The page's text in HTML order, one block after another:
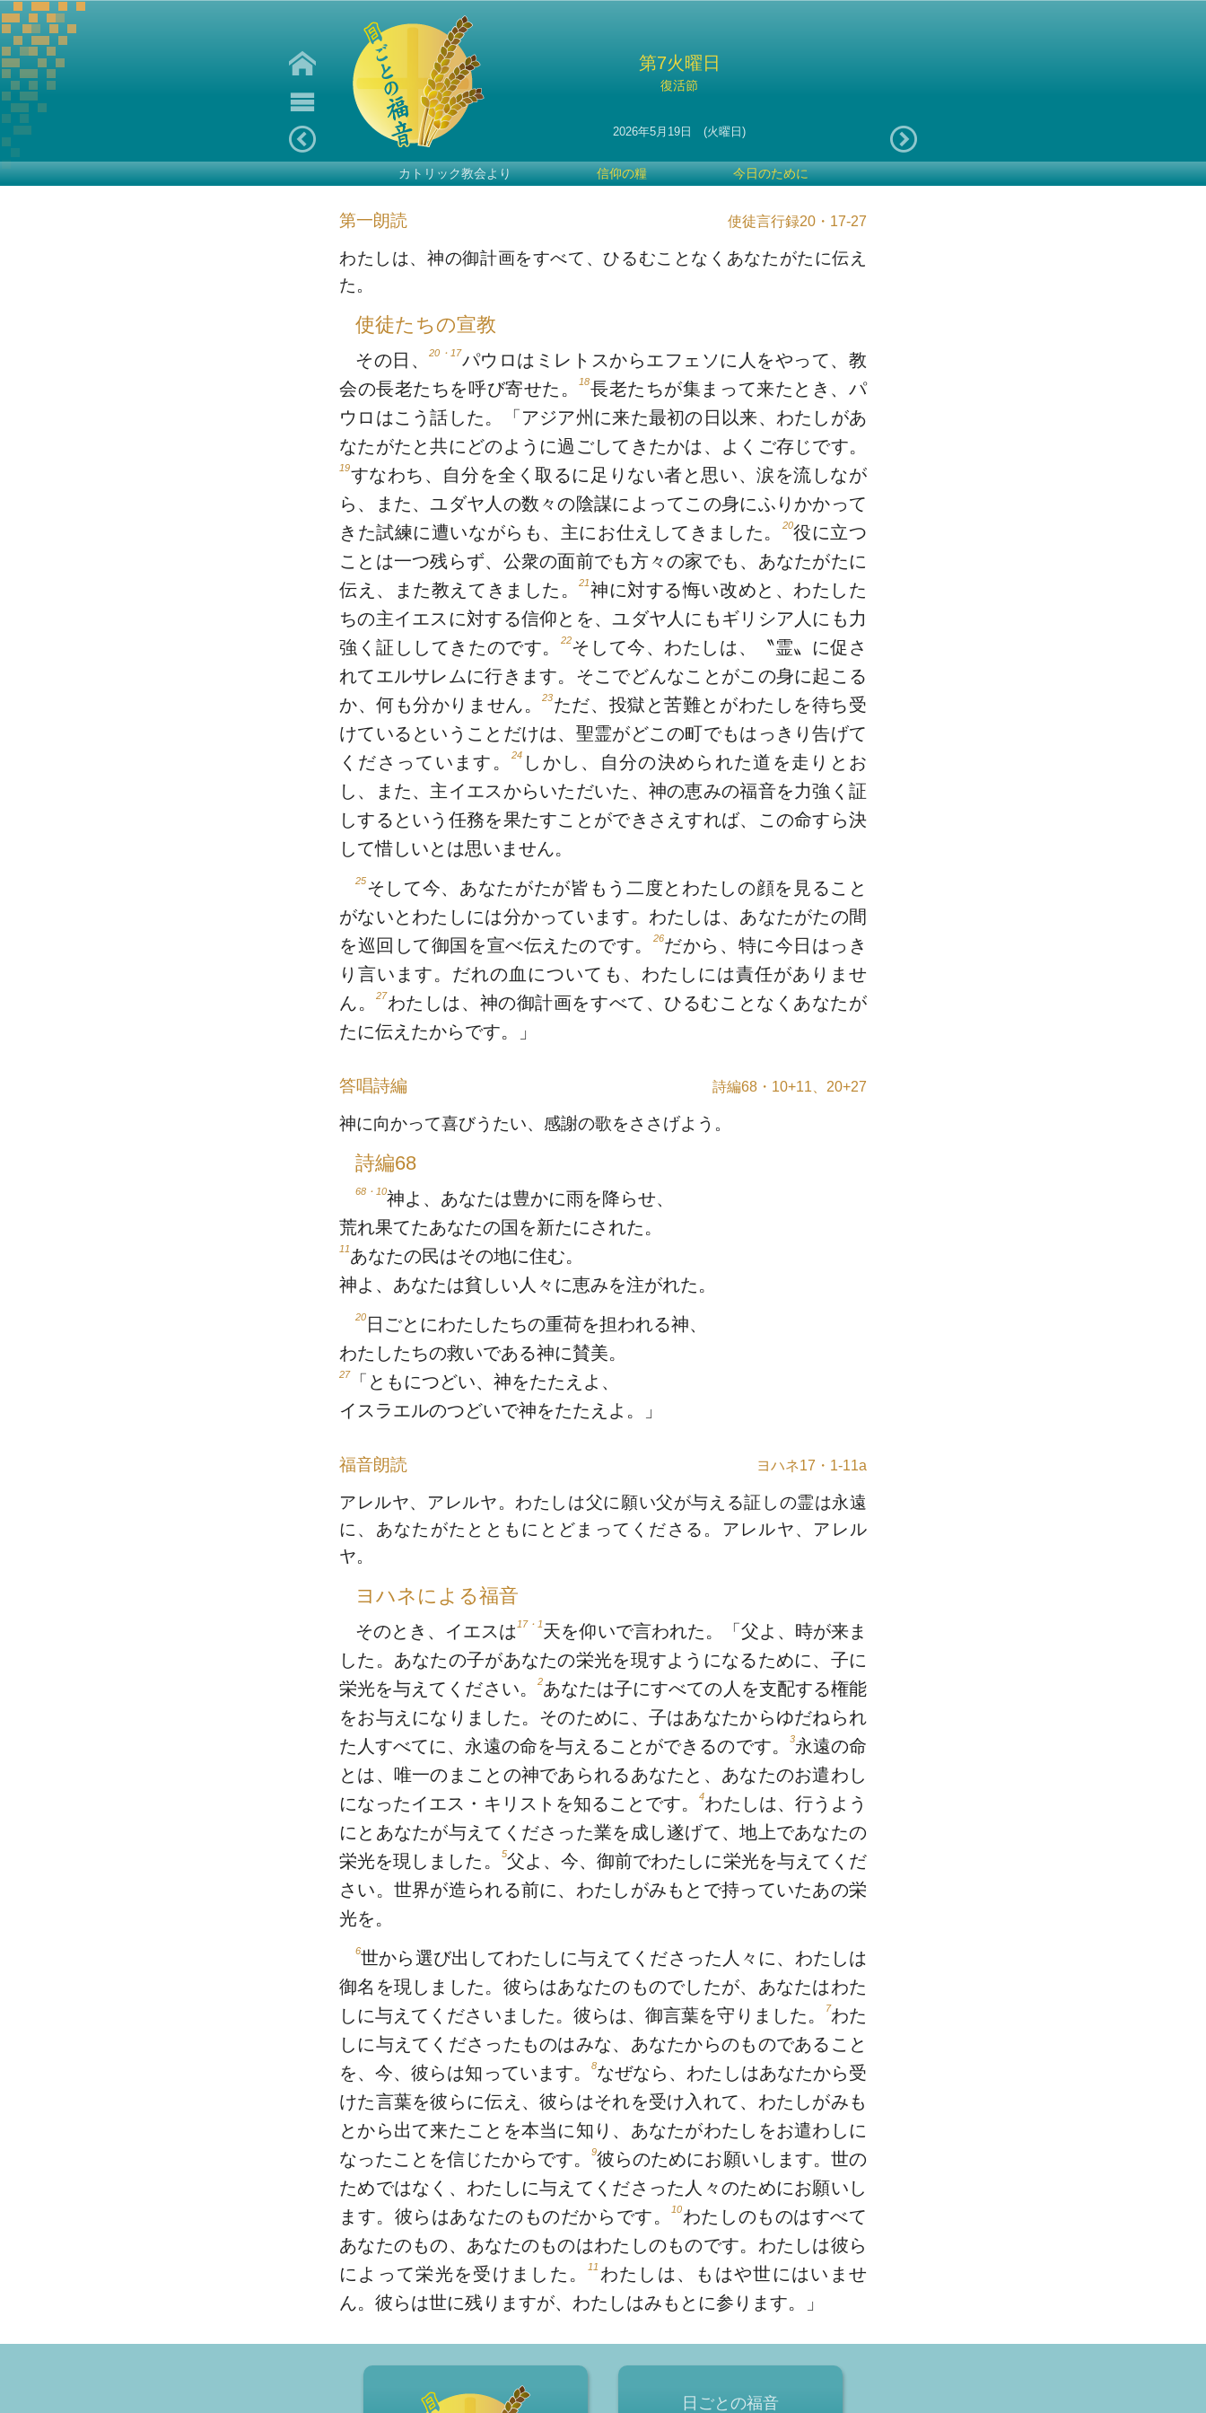
第7火曜日
復活節
2026年5月19日 (火曜日)
カトリック教会より 信仰の糧 今日のために
第一朗読 使徒言行録20・17-27
わたしは、神の御計画をすべて、ひるむことなくあなたがたに伝え
た。
使徒たちの宣教
その日、20・17パウロはミレトスからエフェソに人をやって、教
会の長老たちを呼び寄せた。18長老たちが集まって来たとき、パ
ウロはこう話した。「アジア州に来た最初の日以来、わたしがあ
なたがたと共にどのように過ごしてきたかは、よくご存じです。
19すなわち、自分を全く取るに足りない者と思い、涙を流しなが
ら、また、ユダヤ人の数々の陰謀によってこの身にふりかかって
きた試練に遭いながらも、主にお仕えしてきました。
20役に立つ
ことは一つ残らず、公衆の面前でも方々の家でも、あなたがたに
伝え、また教えてきました。21神に対する悔い改めと、わたした
ちの主イエスに対する信仰とを、ユダヤ人にもギリシア人にも力
強く証ししてきたのです。
22そして今、わたしは、〝霊〟に促さ
れてエルサレムに行きます。そこでどんなことがこの身に起こる
か、何も分かりません。23ただ、投獄と苦難とがわたしを待ち受
けているということだけは、聖霊がどこの町でもはっきり告げて
くださっています。
24 しかし、自分の決められた道を走りとお
し、また、主イエスからいただいた、神の恵みの福音を力強く証
しするという任務を果たすことができさえすれば、この命すら決
して惜しいとは思いません。
25そして今、あなたがたが皆もう二度とわたしの顔を見ること
がないとわたしには分かっています。わたしは、あなたがたの間
を巡回して御国を宣べ伝えたのです。
26だから、特に今日はっき
り言います。だれの血についても、わたしには責任がありませ
ん。27わたしは、神の御計画をすべて、ひるむことなくあなたが
たに伝えたからです。」
答唱詩編 詩編68・10+11、20+27
神に向かって喜びうたい、感謝の歌をささげよう。
詩編68
68・10神よ、あなたは豊かに雨を降らせ、
荒れ果てたあなたの国を新たにされた。
11あなたの民はその地に住む。
神よ、あなたは貧しい人々に恵みを注がれた。
20 日ごとにわたしたちの重荷を担われる神、
わたしたちの救いである神に賛美。
27
「ともにつどい、神をたたえよ、
イスラエルのつどいで神をたたえよ。」
福音朗読 ヨハネ17・1-11a
アレルヤ、アレルヤ。わたしは父に願い父が与える証しの霊は永遠
に、あなたがたとともにとどまってくださる。アレルヤ、アレル
ヤ。
ヨハネによる福音
そのとき、イエスは17・1天を仰いで言われた。「父よ、時が来ま
した。あなたの子があなたの栄光を現すようになるために、子に
栄光を与えてください。
2あなたは子にすべての人を支配する権能
をお与えになりました。そのために、子はあなたからゆだねられ
た人すべてに、永遠の命を与えることができるのです。
3永遠の命
とは、唯一のまことの神であられるあなたと、あなたのお遣わし
になったイエス・キリストを知ることです。4わたしは、行うよう
にとあなたが与えてくださった業を成し遂げて、地上であなたの
栄光を現しました。
5父よ、今、御前でわたしに栄光を与えてくだ
さい。世界が造られる前に、わたしがみもとで持っていたあの栄
光を。
6世から選び出してわたしに与えてくださった人々に、わたしは
御名を現しました。彼らはあなたのものでしたが、あなたはわた
しに与えてくださいました。彼らは、御言葉を守りました。
7わた
しに与えてくださったものはみな、あなたからのものであること
を、今、彼らは知っています。
8なぜなら、わたしはあなたから受
けた言葉を彼らに伝え、彼らはそれを受け入れて、わたしがみも
とから出て来たことを本当に知り、あなたがわたしをお遣わしに
なったことを信じたからです。
9彼らのためにお願いします。世の
ためではなく、わたしに与えてくださった人々のためにお願いし
ます。彼らはあなたのものだからです。10わたしのものはすべて
あなたのもの、あなたのものはわたしのものです。わたしは彼ら
によって栄光を受けました。11 わたしは、もはや世にはいませ
ん。彼らは世に残りますが、わたしはみもとに参ります。」
日ごとの福音